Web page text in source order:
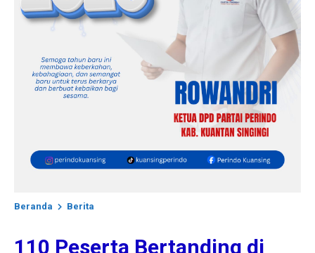
Beranda Berita
110 Peserta Bertanding di